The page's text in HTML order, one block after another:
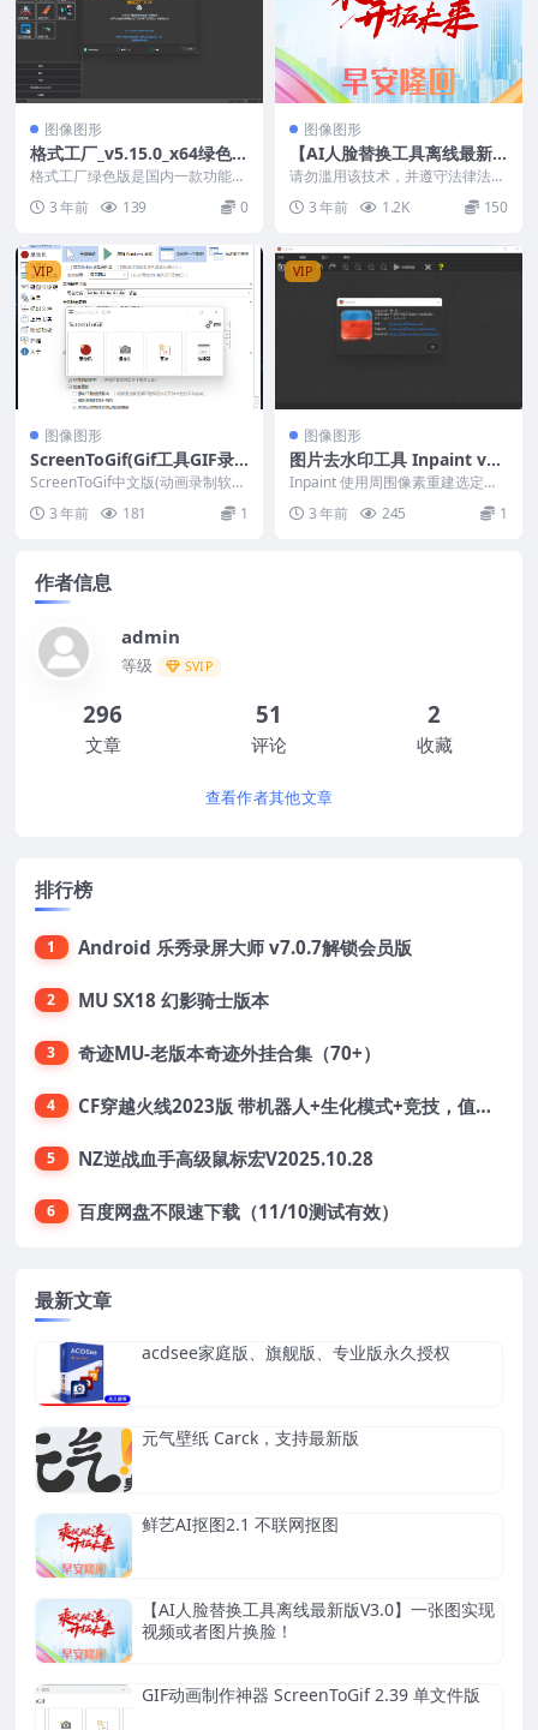
图像图形
格式工厂_v5.15.0_x64绿色便
携版
格式工厂绿色版是国内一款功能强
大，轻松转换一切你想要的格式！
操作简单的多功能媒体...
3 年前 139 0
图像图形
【AI人脸替换工具离线最新
版V3.0】一张图实现视频或
者图片换脸！
请勿滥用该技术，并遵守法律法
规！本资源会员免费 更新记录: 软
件基于开源的项目r...
3 年前 1.2K 150
VIP
图像图形
ScreenToGif(Gif工具GIF录
制软件) v2.37.2.0
ScreenToGif中文版(动画录制软
件)是一款免费开源的GIF录像工具.
小巧...3 年前 181 1
VIP
图像图形
图片去水印工具 Inpaint v1
0.0 单文件中文版
Inpaint 使用周围像素重建选定区
域。供体区域允许您控制使用哪些
像素来填充选...
3 年前 245 1
作者信息
admin
等级 SVIP
296
文章
51
评论
2
收藏
查看作者其他文章
排行榜
1 Android 乐秀录屏大师 v7.0.7解锁会员版
2 MU SX18 幻影骑士版本
3 奇迹MU-老版本奇迹外挂合集（70+）
4 CF穿越火线2023版 带机器人+生化模式+竞技，值得收藏
5 NZ逆战血手高级鼠标宏V2025.10.28
6 百度网盘不限速下载（11/10测试有效）
最新文章
acdsee家庭版、旗舰版、专业版永久授权
元气壁纸 Carck，支持最新版
鲜艺AI抠图2.1 不联网抠图
【AI人脸替换工具离线最新版V3.0】一张图实现
视频或者图片换脸！
GIF动画制作神器 ScreenToGif 2.39 单文件版